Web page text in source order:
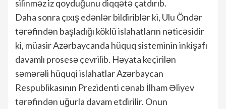
silinməz iz qoyduğunu diqqətə çatdırıb.
Daha sonra çıxış edənlər bildiriblər ki, Ulu Öndər
tərəfindən başladığı köklü islahatların nəticəsidir
ki, müasir Azərbaycanda hüquq sisteminin inkişafı
davamlı prosesə çevrilib. Həyata keçirilən
səmərəli hüquqi islahatlar Azərbaycan
Respublikasının Prezidenti cənab İlham Əliyev
tərəfindən uğurla davam etdirilir. Onun